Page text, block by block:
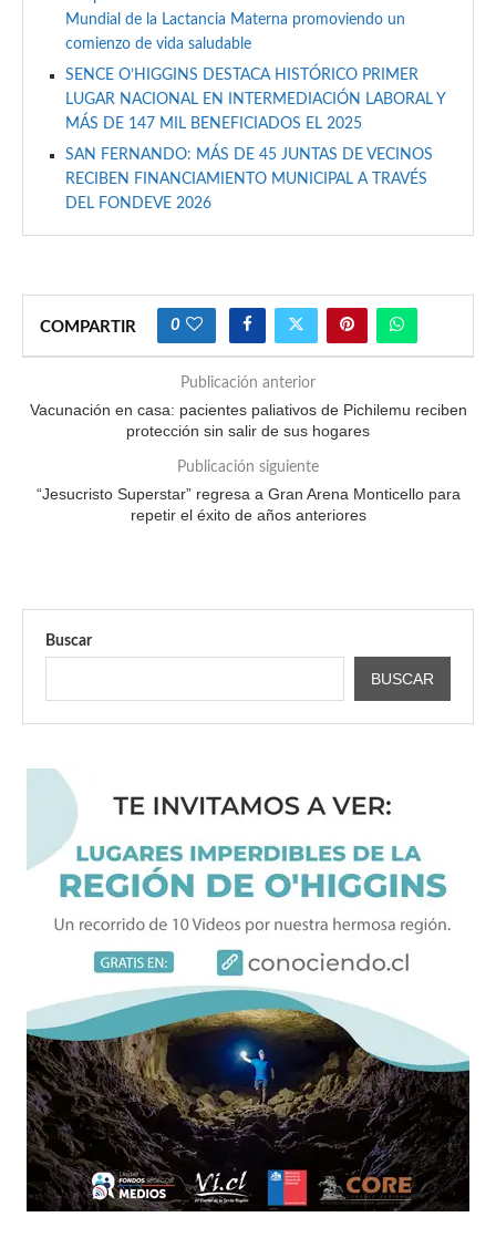
Mundial de la Lactancia Materna promoviendo un
comienzo de vida saludable
SENCE O’HIGGINS DESTACA HISTÓRICO PRIMER
LUGAR NACIONAL EN INTERMEDIACIÓN LABORAL Y
MÁS DE 147 MIL BENEFICIADOS EL 2025
SAN FERNANDO: MÁS DE 45 JUNTAS DE VECINOS
RECIBEN FINANCIAMIENTO MUNICIPAL A TRAVÉS
DEL FONDEVE 2026
COMPARTIR 0
Publicación anterior
Vacunación en casa: pacientes paliativos de Pichilemu reciben
protección sin salir de sus hogares
Publicación siguiente
“Jesucristo Superstar” regresa a Gran Arena Monticello para
repetir el éxito de años anteriores
Buscar
BUSCAR